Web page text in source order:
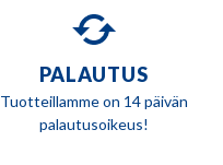
PALAUTUS
Tuotteillamme on 14 päivän
palautusoikeus!